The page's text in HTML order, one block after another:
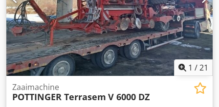
1 /21
Zaaimachine
POTTINGER Terrasem V 6000 DZ